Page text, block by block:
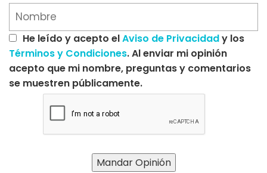
He leído y acepto elAviso de Privacidady los
Términos y Condiciones. Al enviar mi opinión
acepto que mi nombre, preguntas y comentarios
se muestren públicamente.
Mandar Opinión